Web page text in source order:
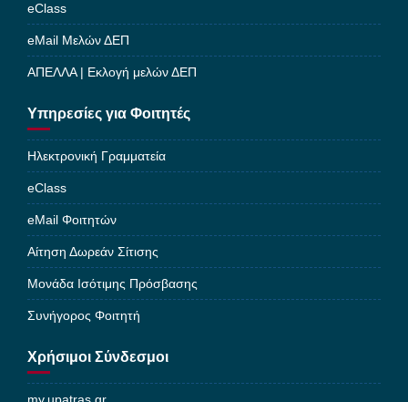
eClass
eMail Μελών ΔΕΠ
ΑΠΕΛΛΑ | Εκλογή μελών ΔΕΠ
Υπηρεσίες για Φοιτητές
Ηλεκτρονική Γραμματεία
eClass
eMail Φοιτητών
Αίτηση Δωρεάν Σίτισης
Μονάδα Ισότιμης Πρόσβασης
Συνήγορος Φοιτητή
Χρήσιμοι Σύνδεσμοι